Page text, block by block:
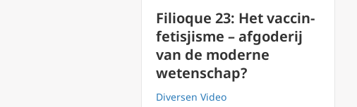
Filioque 23: Het vaccin-
fetisjisme – afgoderij
van de moderne
wetenschap?
Diversen Video